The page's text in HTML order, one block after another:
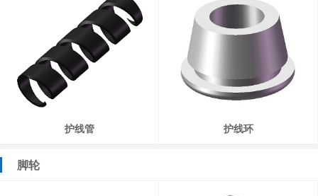
护线管 护线环
脚轮